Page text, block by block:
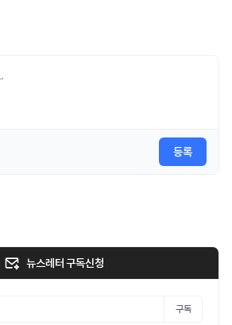
등록
뉴스레터 구독신청
구독